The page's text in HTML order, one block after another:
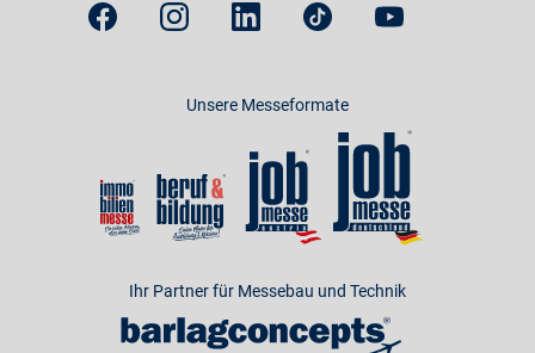
Unsere Messeformate
Ihr Partner für Messebau und Technik